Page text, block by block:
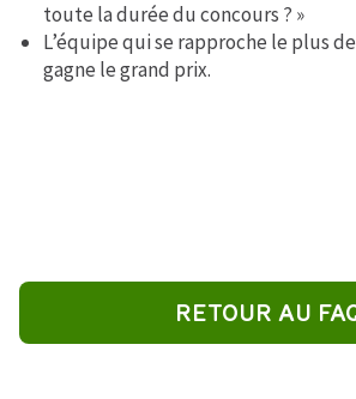
toute la durée du concours ? »
L’équipe qui se rapproche le plus
gagne le grand prix.
RETOUR AU